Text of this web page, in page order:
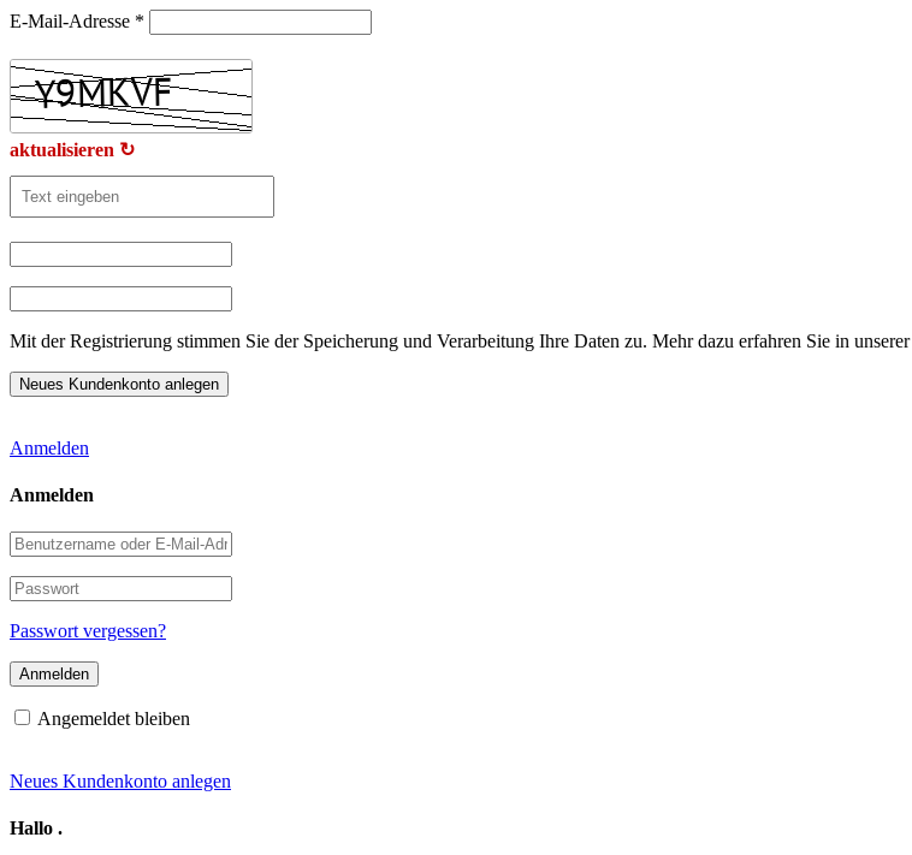
E-Mail-Adresse *
aktualisieren ↻
Mit der Registrierung stimmen Sie der Speicherung und Verarbeitung Ihre Daten zu. Mehr dazu erfahren Sie in unserer
Anmelden
Anmelden
Benutzername
oder
E-
Mail-
Adresse
Passwort
Passwort vergessen?
Angemeldet bleiben
Neues Kundenkonto anlegen
Hallo .